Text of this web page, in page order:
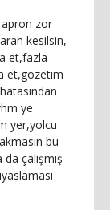
apron zor
kesilsin,
et,fazla
et,gözetim
ye
yer,yolcu
bu
çalışmış